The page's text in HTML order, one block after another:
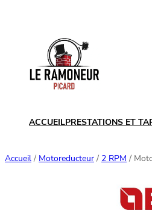
ACCUEILPRESTATIONS ET
Accueil / Motoreducteur / 2 RPM /